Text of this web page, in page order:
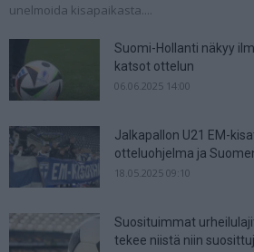
unelmoida kisapaikasta....
Suomi-Hollanti näkyy
katsot ottelun
06.06.2025 14:00
Jalkapallon U21 EM-
otteluohjelma ja
18.05.2025 09:10
Suosituimmat
tekee niistä niin